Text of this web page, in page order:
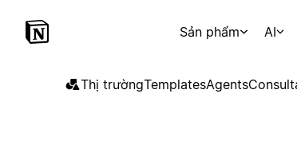
Sản phẩm AI
Thị trườngTemplatesAgents